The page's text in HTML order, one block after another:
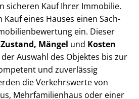
sicheren Kauf Ihrer Immobilie.
Kauf eines Hauses einen Sach­
ein. Dieser
Mängel und Kosten
Auswahl des Objektes bis zur
und zuverlässig
die Verkehrswerte von
Mehr­fa­mi­li­en­haus oder einer